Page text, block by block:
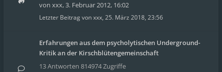
von xxx,3. Februar 2012, 16:02
Letzter Beitrag vonxxx, 25. März 2018, 23:56
Erfahrungen aus dem psycholytischen Underground-
Kritik an der Kirschblütengemeinschaft
13 Antworten 814974 Zugriffe